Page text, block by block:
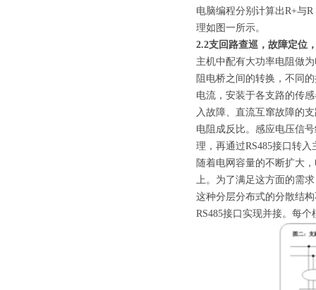
电脑编程分别计算出R+与
理如图一所示。
2.2支回路查巡，故障定位
主机中配有大功率电阻做
阻电桥之间的转换，不同
电流，安装于各支路的传
入故障、直流互窜故障的
电阻成反比。感应电压信
理，再通过RS485接口转入
随着电网容量的不断扩大
上。为了满足这方面的需
这种分层分布式的分散结
RS485接口实现并接。每